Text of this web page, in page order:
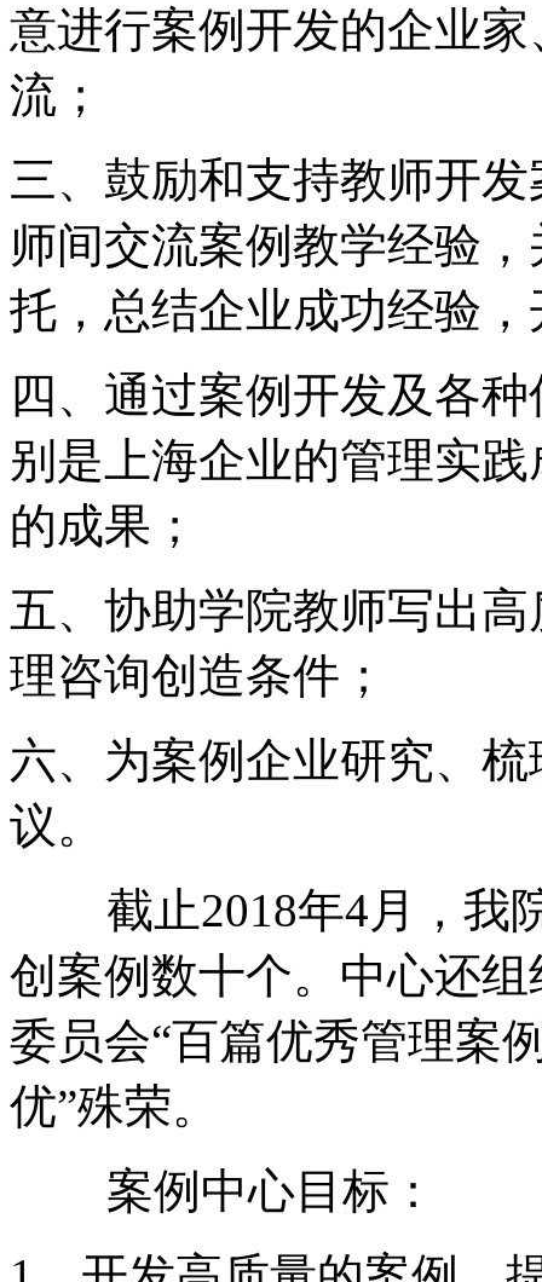
意进行案例开发的企业
流；
三、鼓励和支持教师开
师间交流案例教学经验
托，总结企业成功经验
四、通过案例开发及各
别是上海企业的管理实
的成果；
五、协助学院教师写出
理咨询创造条件；
六、为案例企业研究、
议。
截止2018年4月，我
创案例数十个。中心还
委员会“百篇优秀管理案
优”殊荣。
案例中心目标：